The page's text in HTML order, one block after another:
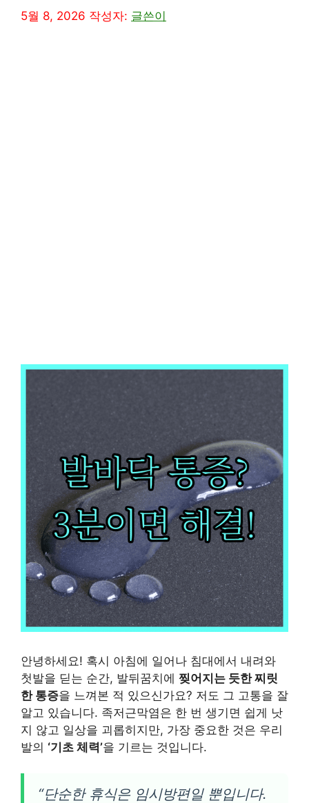
5월 8, 2026 작성자: 글쓴이
안녕하세요! 혹시 아침에 일어나 침대에서 내려와
첫발을 딛는 순간, 발뒤꿈치에 찢어지는 듯한 찌릿
한 통증을 느껴본 적 있으신가요? 저도 그 고통을 잘
알고 있습니다. 족저근막염은 한 번 생기면 쉽게 낫
지 않고 일상을 괴롭히지만, 가장 중요한 것은 우리
발의 ‘기초 체력’을 기르는 것입니다.
“단순한 휴식은 임시방편일 뿐입니다.